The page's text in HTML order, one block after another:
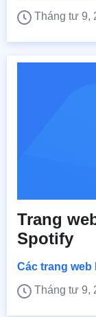
Tháng tư 9,
Trang
Spotify
Các trang web
Tháng tư 9,